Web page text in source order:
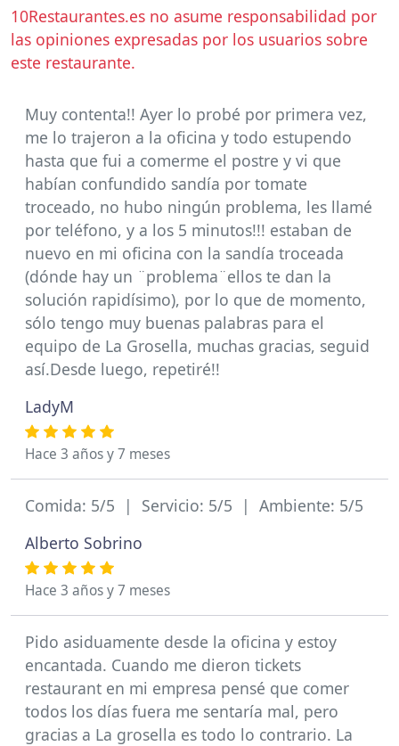
10Restaurantes.es no asume responsabilidad por
las opiniones expresadas por los usuarios sobre
este restaurante.
Muy contenta!! Ayer lo probé por primera vez,
me lo trajeron a la oficina y todo estupendo
hasta que fui a comerme el postre y vi que
habían confundido sandía por tomate
troceado, no hubo ningún problema, les llamé
por teléfono, y a los 5 minutos!!! estaban de
nuevo en mi oficina con la sandía troceada
(dónde hay un ¨problema¨ellos te dan la
solución rapidísimo), por lo que de momento,
sólo tengo muy buenas palabras para el
equipo de La Grosella, muchas gracias, seguid
así.Desde luego, repetiré!!
LadyM
Hace 3 años y 7 meses
Comida: 5/5 | Servicio: 5/5 | Ambiente: 5/5
Alberto Sobrino
Hace 3 años y 7 meses
Pido asiduamente desde la oficina y estoy
encantada. Cuando me dieron tickets
restaurant en mi empresa pensé que comer
todos los días fuera me sentaría mal, pero
gracias a La grosella es todo lo contrario. La